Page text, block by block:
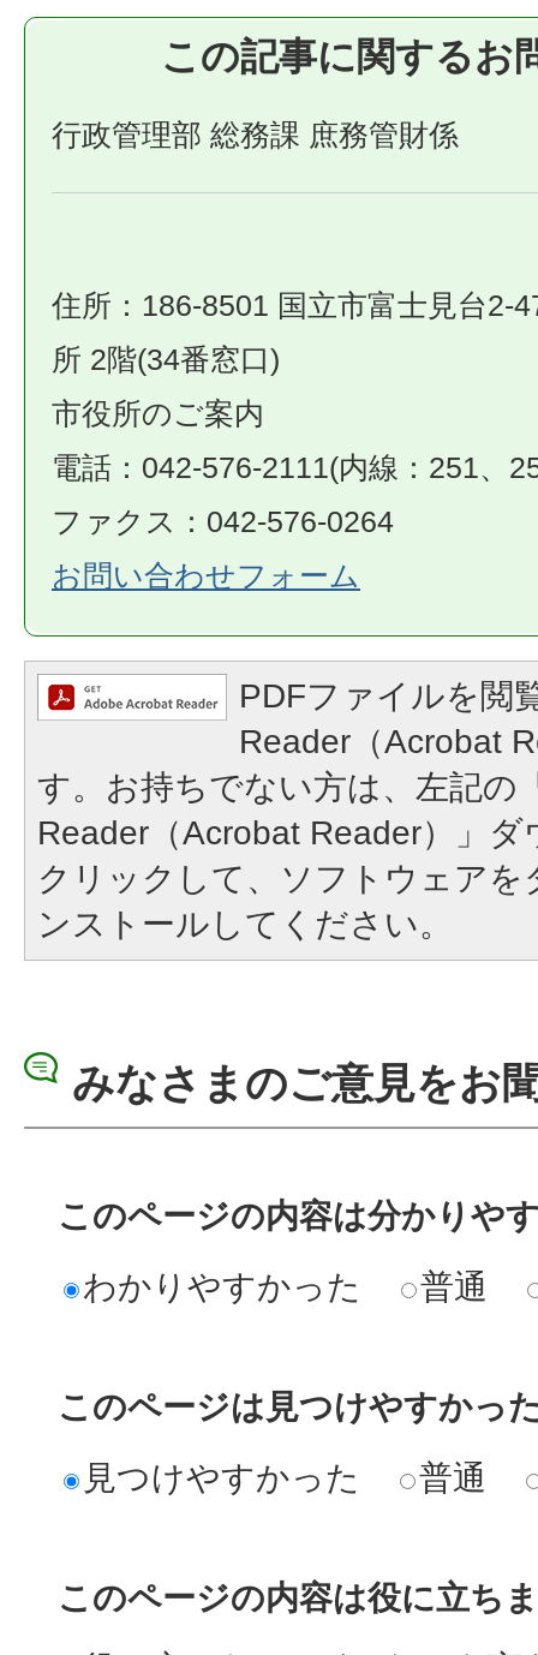
この記事に関するお
行政管理部 総務課 庶務管財係
住所：186-8501 国立市富士見台2-
所 2階(34番窓口)
市役所のご案内
電話：042-576-2111(内線：251、
ファクス：042-576-0264
お問い合わせフォーム
PDFファイルを閲
Reader（Acrobat
す。お持ちでない方は、左記の
Reader（Acrobat Reader）」
クリックして、ソフトウェア
ンストールしてください。
みなさまのご意見をお
このページの内容は分かりや
わかりやすかった
普通
このページは見つけやすかっ
見つけやすかった
普通
このページの内容は役に立ち